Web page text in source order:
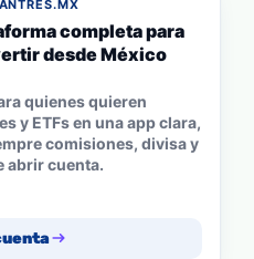
completa para
desde México
quienes quieren
y ETFs en una app clara,
comisiones, divisa y
abrir cuenta.